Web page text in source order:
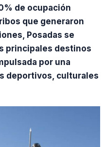
de ocupación
que generaron
Posadas se
principales destinos
por una
deportivos, culturales